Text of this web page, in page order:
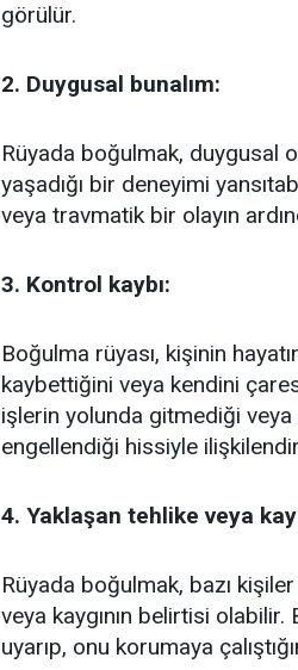
görülür.
2. Duygusal bunalım:
Rüyada boğulmak, duygusal
yaşadığı bir deneyimi
veya travmatik bir olayın
3. Kontrol kaybı:
Boğulma rüyası, kişinin
kaybettiğini veya kendini
işlerin yolunda gitmediği
engellendiği hissiyle
4. Yaklaşan tehlike veya
Rüyada boğulmak, bazı
veya kaygının belirtisi olabilir.
uyarıp, onu korumaya